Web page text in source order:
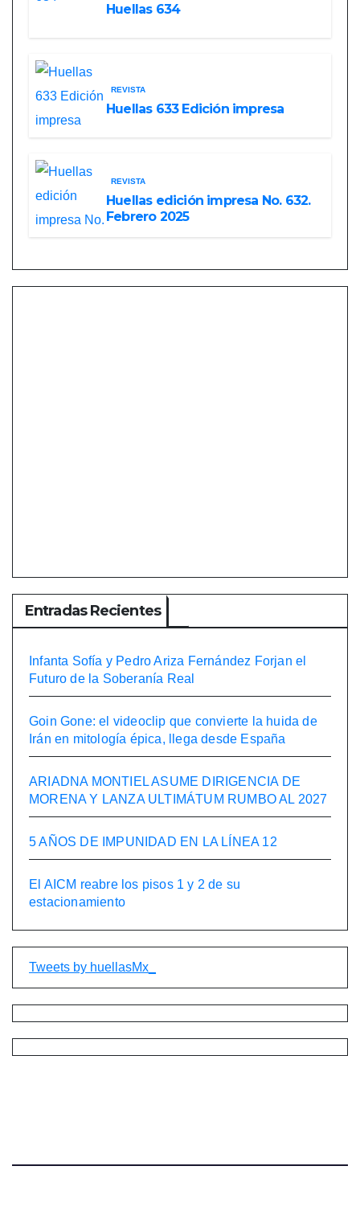
Huellas 634
REVISTA
Huellas 633 Edición impresa
REVISTA
Huellas edición impresa No. 632.
Febrero 2025
Entradas Recientes
Infanta Sofía y Pedro Ariza Fernández Forjan el
Futuro de la Soberanía Real
Goin Gone: el videoclip que convierte la huida de
Irán en mitología épica, llega desde España
ARIADNA MONTIEL ASUME DIRIGENCIA DE
MORENA Y LANZA ULTIMÁTUM RUMBO AL 2027
5 AÑOS DE IMPUNIDAD EN LA LÍNEA 12
El AICM reabre los pisos 1 y 2 de su
estacionamiento
Tweets by huellasMx_